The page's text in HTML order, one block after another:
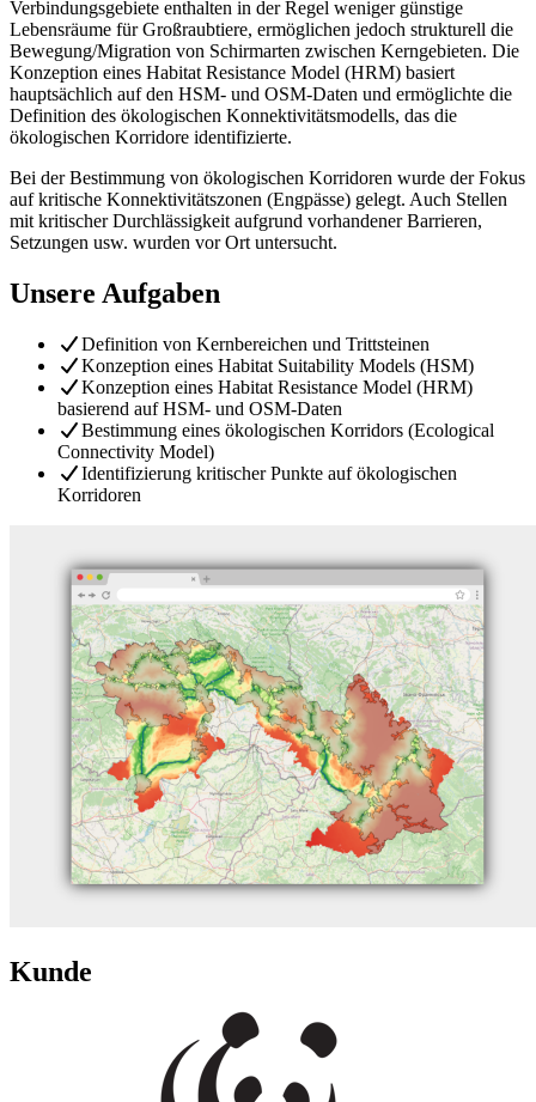
Verbindungsgebiete enthalten in der Regel weniger günstige
Lebensräume für Großraubtiere, ermöglichen jedoch strukturell die
Bewegung/Migration von Schirmarten zwischen Kerngebieten. Die
Konzeption eines Habitat Resistance Model (HRM) basiert
hauptsächlich auf den HSM- und OSM-Daten und ermöglichte die
Definition des ökologischen Konnektivitätsmodells, das die
ökologischen Korridore identifizierte.
Bei der Bestimmung von ökologischen Korridoren wurde der Fokus
auf kritische Konnektivitätszonen (Engpässe) gelegt. Auch Stellen
mit kritischer Durchlässigkeit aufgrund vorhandener Barrieren,
Setzungen usw. wurden vor Ort untersucht.
Unsere Aufgaben
Definition von Kernbereichen und Trittsteinen
Konzeption eines Habitat Suitability Models (HSM)
Konzeption eines Habitat Resistance Model (HRM)
basierend auf HSM- und OSM-Daten
Bestimmung eines ökologischen Korridors (Ecological
Connectivity Model)
Identifizierung kritischer Punkte auf ökologischen
Korridoren
Kunde